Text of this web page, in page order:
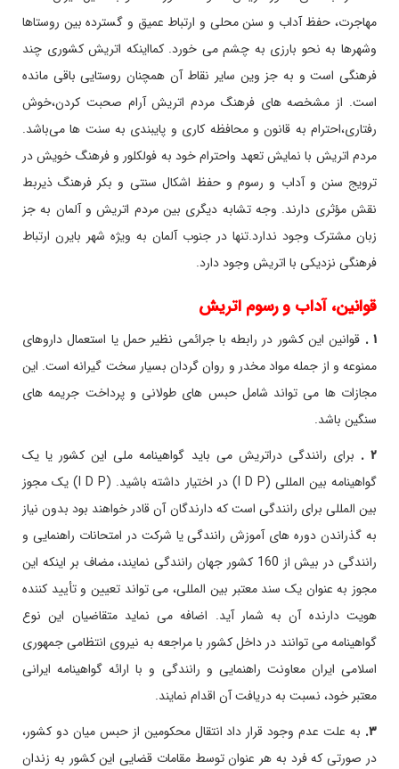
مهاجرت، حفظ آداب و سنن محلی و ارتباط عمیق و گسترده بین روستاها
وشهرها به نحو بارزی به چشم می خورد. کمااینکه اتریش کشوری چند
فرهنگی است و به جز وین سایر نقاط آن همچنان روستایی باقی مانده
است. از مشخصه های فرهنگ مردم اتریش آرام صحبت کردن،خوش
رفتاری،احترام به قانون و محافظه کاری و پایبندی به سنت ها می‌باشد.
مردم اتریش با نمایش تعهد واحترام خود به فولکلور و فرهنگ خویش در
ترویج سنن و آداب و رسوم و حفظ اشکال سنتی و بکر فرهنگ ذیربط
نقش مؤثری دارند. وجه تشابه دیگری بین مردم اتریش و آلمان به جز
زبان مشترک وجود ندارد.تنها در جنوب آلمان به ویژه شهر بایرن ارتباط
فرهنگی نزدیکی با اتریش وجود دارد.
قوانین، آداب و رسوم اتریش
۱ .
قوانین این کشور در رابطه با جرائمی نظیر حمل یا استعمال داروهای
ممنوعه و از جمله مواد مخدر و روان گردان بسیار سخت گیرانه است. این
مجازات ها می تواند شامل حبس های طولانی و پرداخت جریمه های
سنگین باشد.
۲ .
برای رانندگی دراتریش می باید گواهینامه ملی این کشور یا یک
گواهینامه بین المللی (I D P) در اختیار داشته باشید. (I D P) یک مجوز
بین المللی برای رانندگی است که دارندگان آن قادر خواهند بود بدون نیاز
به گذراندن دوره های آموزش رانندگی یا شرکت در امتحانات راهنمایی و
رانندگی در بیش از 160 کشور جهان رانندگی نمایند، مضاف بر اینکه این
مجوز به عنوان یک سند معتبر بین المللی، می تواند تعیین و تأیید کننده
هویت دارنده آن به شمار آید. اضافه می نماید متقاضیان این نوع
گواهینامه می توانند در داخل کشور با مراجعه به نیروی انتظامی جمهوری
اسلامی ایران معاونت راهنمایی و رانندگی و با ارائه گواهینامه ایرانی
معتبر خود، نسبت به دریافت آن اقدام نمایند.
۳. به علت عدم وجود قرار داد انتقال محکومین از حبس میان دو کشور،
در صورتی که فرد به هر عنوان توسط مقامات قضایی این کشور به زندان